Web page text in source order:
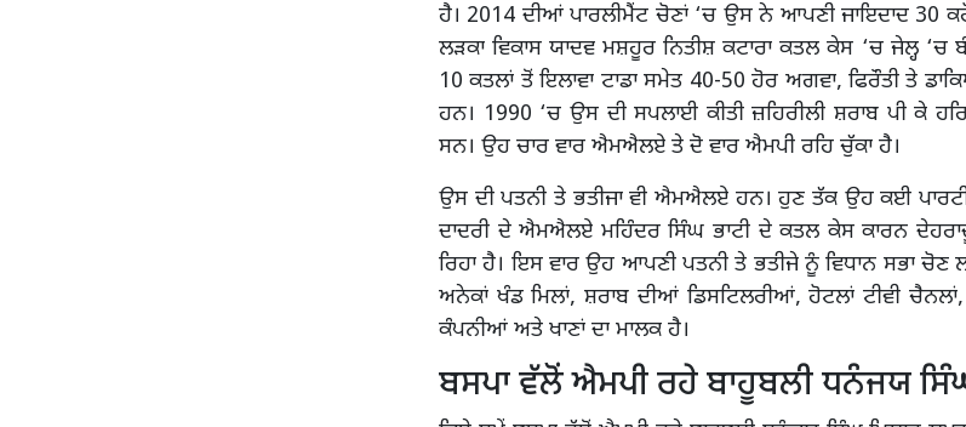
ਹੈ। 2014 ਦੀਆਂ ਪਾਰਲੀਮੈਂਟ ਚੋਣਾਂ ‘ਚ ਉਸ ਨੇ ਆਪਣੀ ਜਾਇਦਾਦ 30
ਲੜਕਾ ਵਿਕਾਸ ਯਾਦਵ ਮਸ਼ਹੂਰ ਨਿਤੀਸ਼ ਕਟਾਰਾ ਕਤਲ ਕੇਸ ‘ਚ ਜੇਲ੍ਹ ‘ਚ
10 ਕਤਲਾਂ ਤੋਂ ਇਲਾਵਾ ਟਾਡਾ ਸਮੇਤ 40-50 ਹੋਰ ਅਗਵਾ, ਫਿਰੌਤੀ ਤੇ
ਹਨ। 1990 ‘ਚ ਉਸ ਦੀ ਸਪਲਾਈ ਕੀਤੀ ਜ਼ਹਿਰੀਲੀ ਸ਼ਰਾਬ ਪੀ ਕੇ
ਸਨ। ਉਹ ਚਾਰ ਵਾਰ ਐਮਐਲਏ ਤੇ ਦੋ ਵਾਰ ਐਮਪੀ ਰਹਿ ਚੁੱਕਾ ਹੈ।
ਉਸ ਦੀ ਪਤਨੀ ਤੇ ਭਤੀਜਾ ਵੀ ਐਮਐਲਏ ਹਨ। ਹੁਣ ਤੱਕ ਉਹ ਕਈ
ਦਾਦਰੀ ਦੇ ਐਮਐਲਏ ਮਹਿੰਦਰ ਸਿੰਘ ਭਾਟੀ ਦੇ ਕਤਲ ਕੇਸ ਕਾਰਨ
ਰਿਹਾ ਹੈ। ਇਸ ਵਾਰ ਉਹ ਆਪਣੀ ਪਤਨੀ ਤੇ ਭਤੀਜੇ ਨੂੰ ਵਿਧਾਨ ਸਭਾ ਚੋਣ
ਅਨੇਕਾਂ ਖੰਡ ਮਿਲਾਂ, ਸ਼ਰਾਬ ਦੀਆਂ ਡਿਸਟਿਲਰੀਆਂ, ਹੋਟਲਾਂ ਟੀਵੀ
ਕੰਪਨੀਆਂ ਅਤੇ ਖਾਣਾਂ ਦਾ ਮਾਲਕ ਹੈ।
ਬਸਪਾ ਵੱਲੋਂ ਐਮਪੀ ਰਹੇ ਬਾਹੂਬਲੀ ਧਨੰਜਯ